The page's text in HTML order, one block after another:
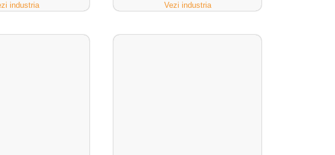
industria Vezi industria